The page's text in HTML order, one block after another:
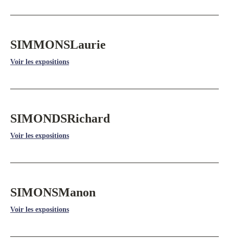
SIMMONSLaurie
Voir les expositions
SIMONDSRichard
Voir les expositions
SIMONSManon
Voir les expositions